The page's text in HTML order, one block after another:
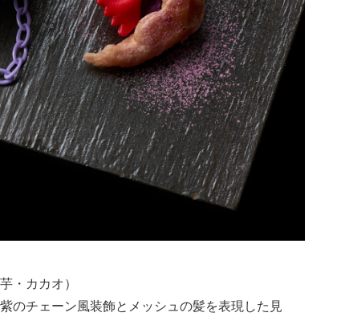
・カカオ）
のチェーン風装飾とメッシュの髪を表現した見